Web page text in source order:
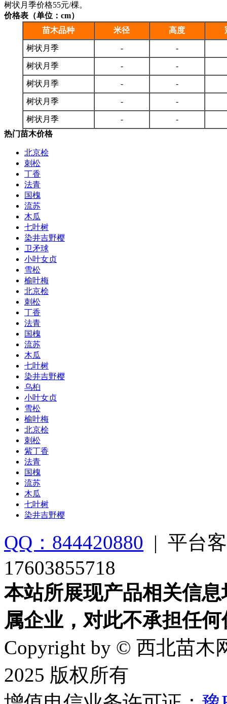
树状月季价格55元/棵。
价格表（单位：cm）
苗木品种
米径 高度
树状月季 - -
树状月季 - -
树状月季 - -
树状月季 - -
树状月季 -
-
热门苗木价格
北京桧
刺松
丁香
法青
国槐
流苏
木瓜
七叶树
染井吉野樱
卫矛球
小叶女贞
雪松
榆叶梅
北京桧
刺松
丁香
法青
国槐
流苏
木瓜
七叶树
染井吉野樱
乌桕
小叶女贞
雪松
榆叶梅
北京桧
刺松
紫丁香
法青
国槐
流苏
木瓜
七叶树
染井吉野樱
QQ：844420880 | 平台
17603855718
本站所展现产品相关信
属企业，对此不承担任
Copyright by © 西北苗木
2025 版权所有